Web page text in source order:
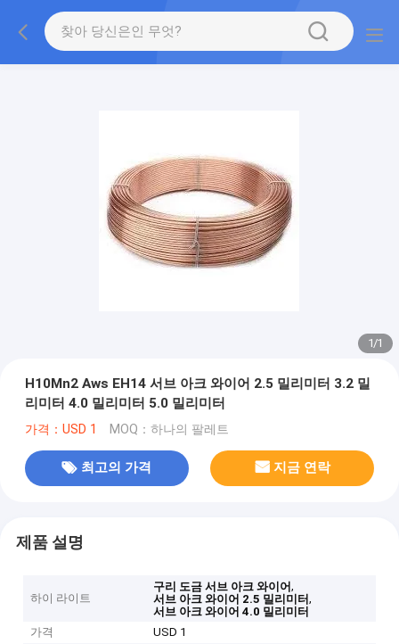
1/1
H10Mn2 Aws EH14 서브 아크 와이어 2.5 밀리미터 3.2 밀
리미터 4.0 밀리미터 5.0 밀리미터
가격：USD 1 MOQ：하나의 팔레트
최고의 가격 지금 연락
제품 설명
하이 라이트
구리 도금 서브 아크 와이어,
서브 아크 와이어 2.5 밀리미터,
서브 아크 와이어 4.0 밀리미터
가격
USD 1